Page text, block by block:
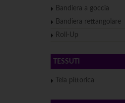
Bandiera a goccia
Bandiera rettangolare
Roll-Up
TESSUTI
Tela pittorica